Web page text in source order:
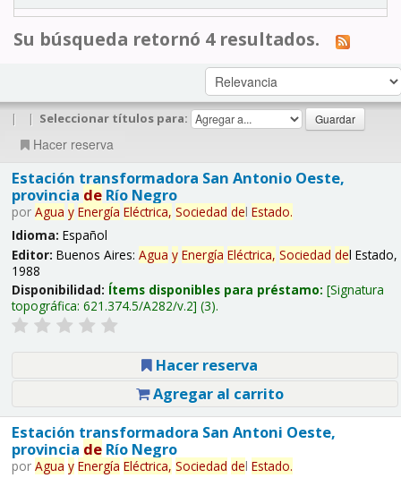
Su búsqueda retornó 4 resultados.
| | Seleccionar títulos para:
Hacer reserva
Estación transformadora San Antonio Oeste,
provincia deRío Negro
por Agua y Energía Eléctrica, Sociedad del Estado.
Idioma: Español
Editor: Buenos Aires: Agua y Energía Eléctrica, Sociedad del Estado,
1988
Disponibilidad: Ítems disponibles para préstamo: Signatura
topográfica: 621.374.5/A282/v.2 (3).
Hacer reserva
Agregar al carrito
Estación transformadora San Antoni Oeste,
provincia deRío Negro
por Agua y Energía Eléctrica, Sociedad del Estado.